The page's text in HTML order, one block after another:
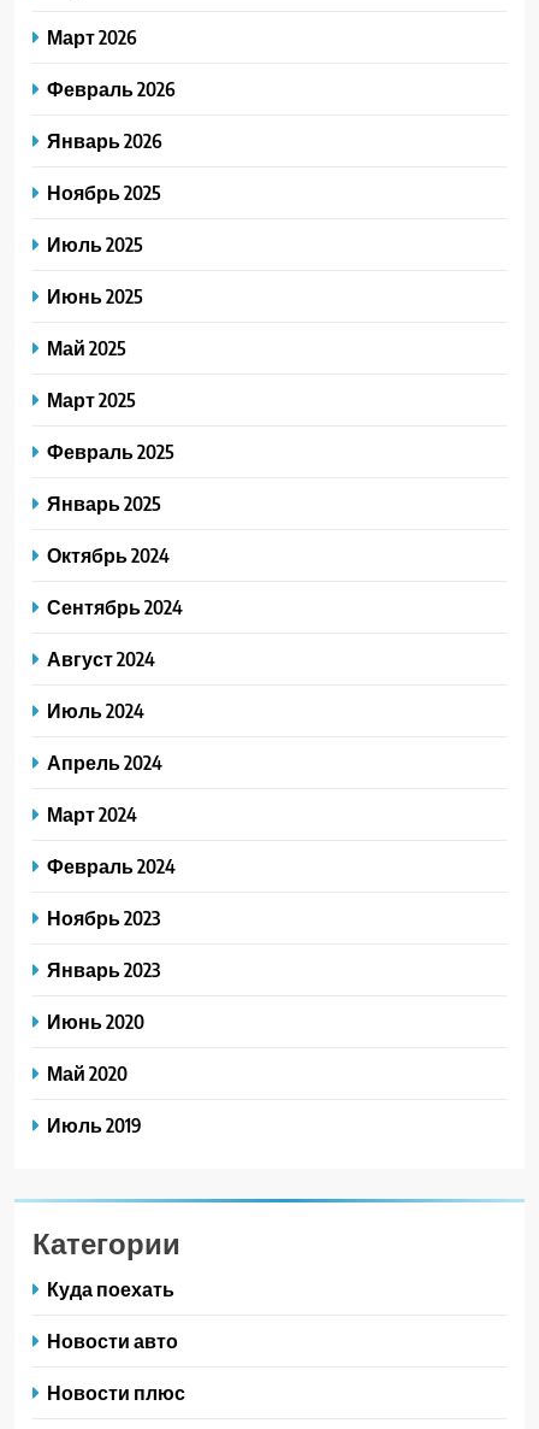
Март 2026
Февраль 2026
Январь 2026
Ноябрь 2025
Июль 2025
Июнь 2025
Май 2025
Март 2025
Февраль 2025
Январь 2025
Октябрь 2024
Сентябрь 2024
Август 2024
Июль 2024
Апрель 2024
Март 2024
Февраль 2024
Ноябрь 2023
Январь 2023
Июнь 2020
Май 2020
Июль 2019
Категории
Куда поехать
Новости авто
Новости плюс